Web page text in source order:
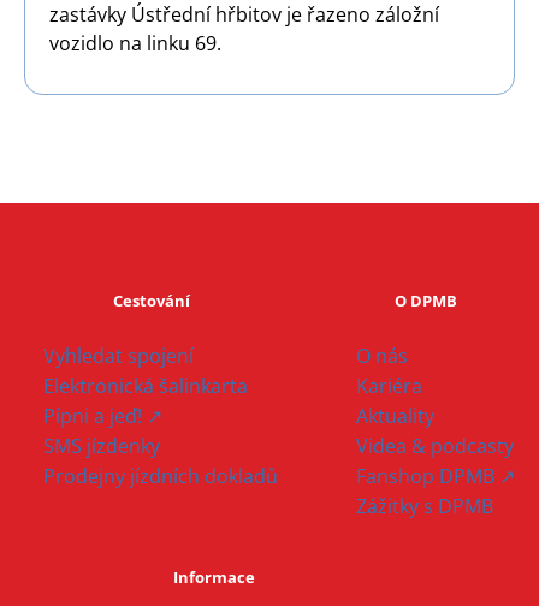
zastávky Ústřední hřbitov je řazeno záložní
vozidlo na linku 69.
Cestování
Vyhledat spojení
Elektronická šalinkarta
Pípni a jeď! ↗
SMS jízdenky
Prodejny jízdních dokladů
O DPMB
O nás
Kariéra
Aktuality
Videa & podcasty
Fanshop DPMB ↗
Zážitky s DPMB
Informace